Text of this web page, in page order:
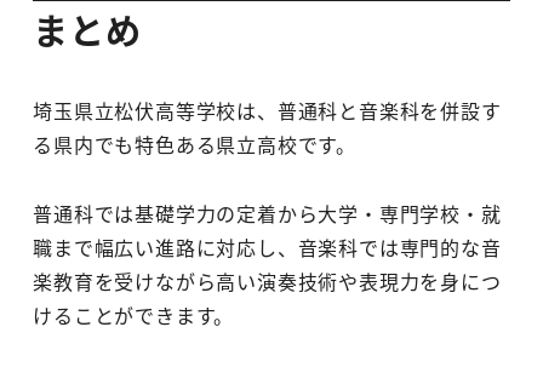
まとめ
埼玉県立松伏高等学校は、普通科と音楽科を併設す
る県内でも特色ある県立高校です。
普通科では基礎学力の定着から大学・専門学校・就
職まで幅広い進路に対応し、音楽科では専門的な音
楽教育を受けながら高い演奏技術や表現力を身につ
けることができます。